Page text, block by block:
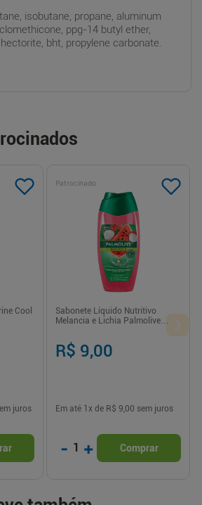
isobutane, propane, aluminum
ppg-14 butyl ether,
bht, propylene carbonate.
Cool
juros
Patrocinado
Sabonete Líquido Nutritivo
Melancia e Lichia Palmolive
R$ 9,00
Em até 1 x de R$ 9,00 sem juros
- 1 + Comprar